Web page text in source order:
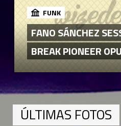
FUNK
FANO SÁNCHEZ
BREAK PIONEER
ÚLTIMAS FOTOS